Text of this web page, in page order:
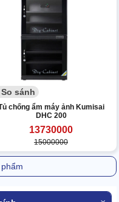
So sánh
chống ẩm máy ảnh Kumisai
DHC 200
13730000
15000000